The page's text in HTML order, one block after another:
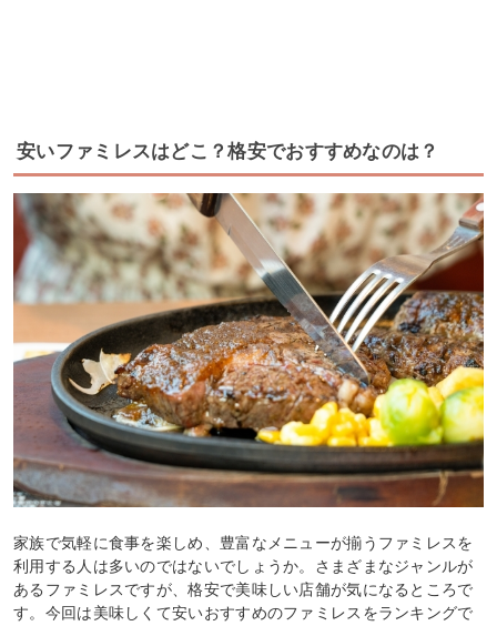
安いファミレスはどこ？格安でおすすめなのは？
家族で気軽に食事を楽しめ、豊富なメニューが揃うファミレスを
利用する人は多いのではないでしょうか。さまざまなジャンルが
あるファミレスですが、格安で美味しい店舗が気になるところで
す。今回は美味しくて安いおすすめのファミレスをランキングで